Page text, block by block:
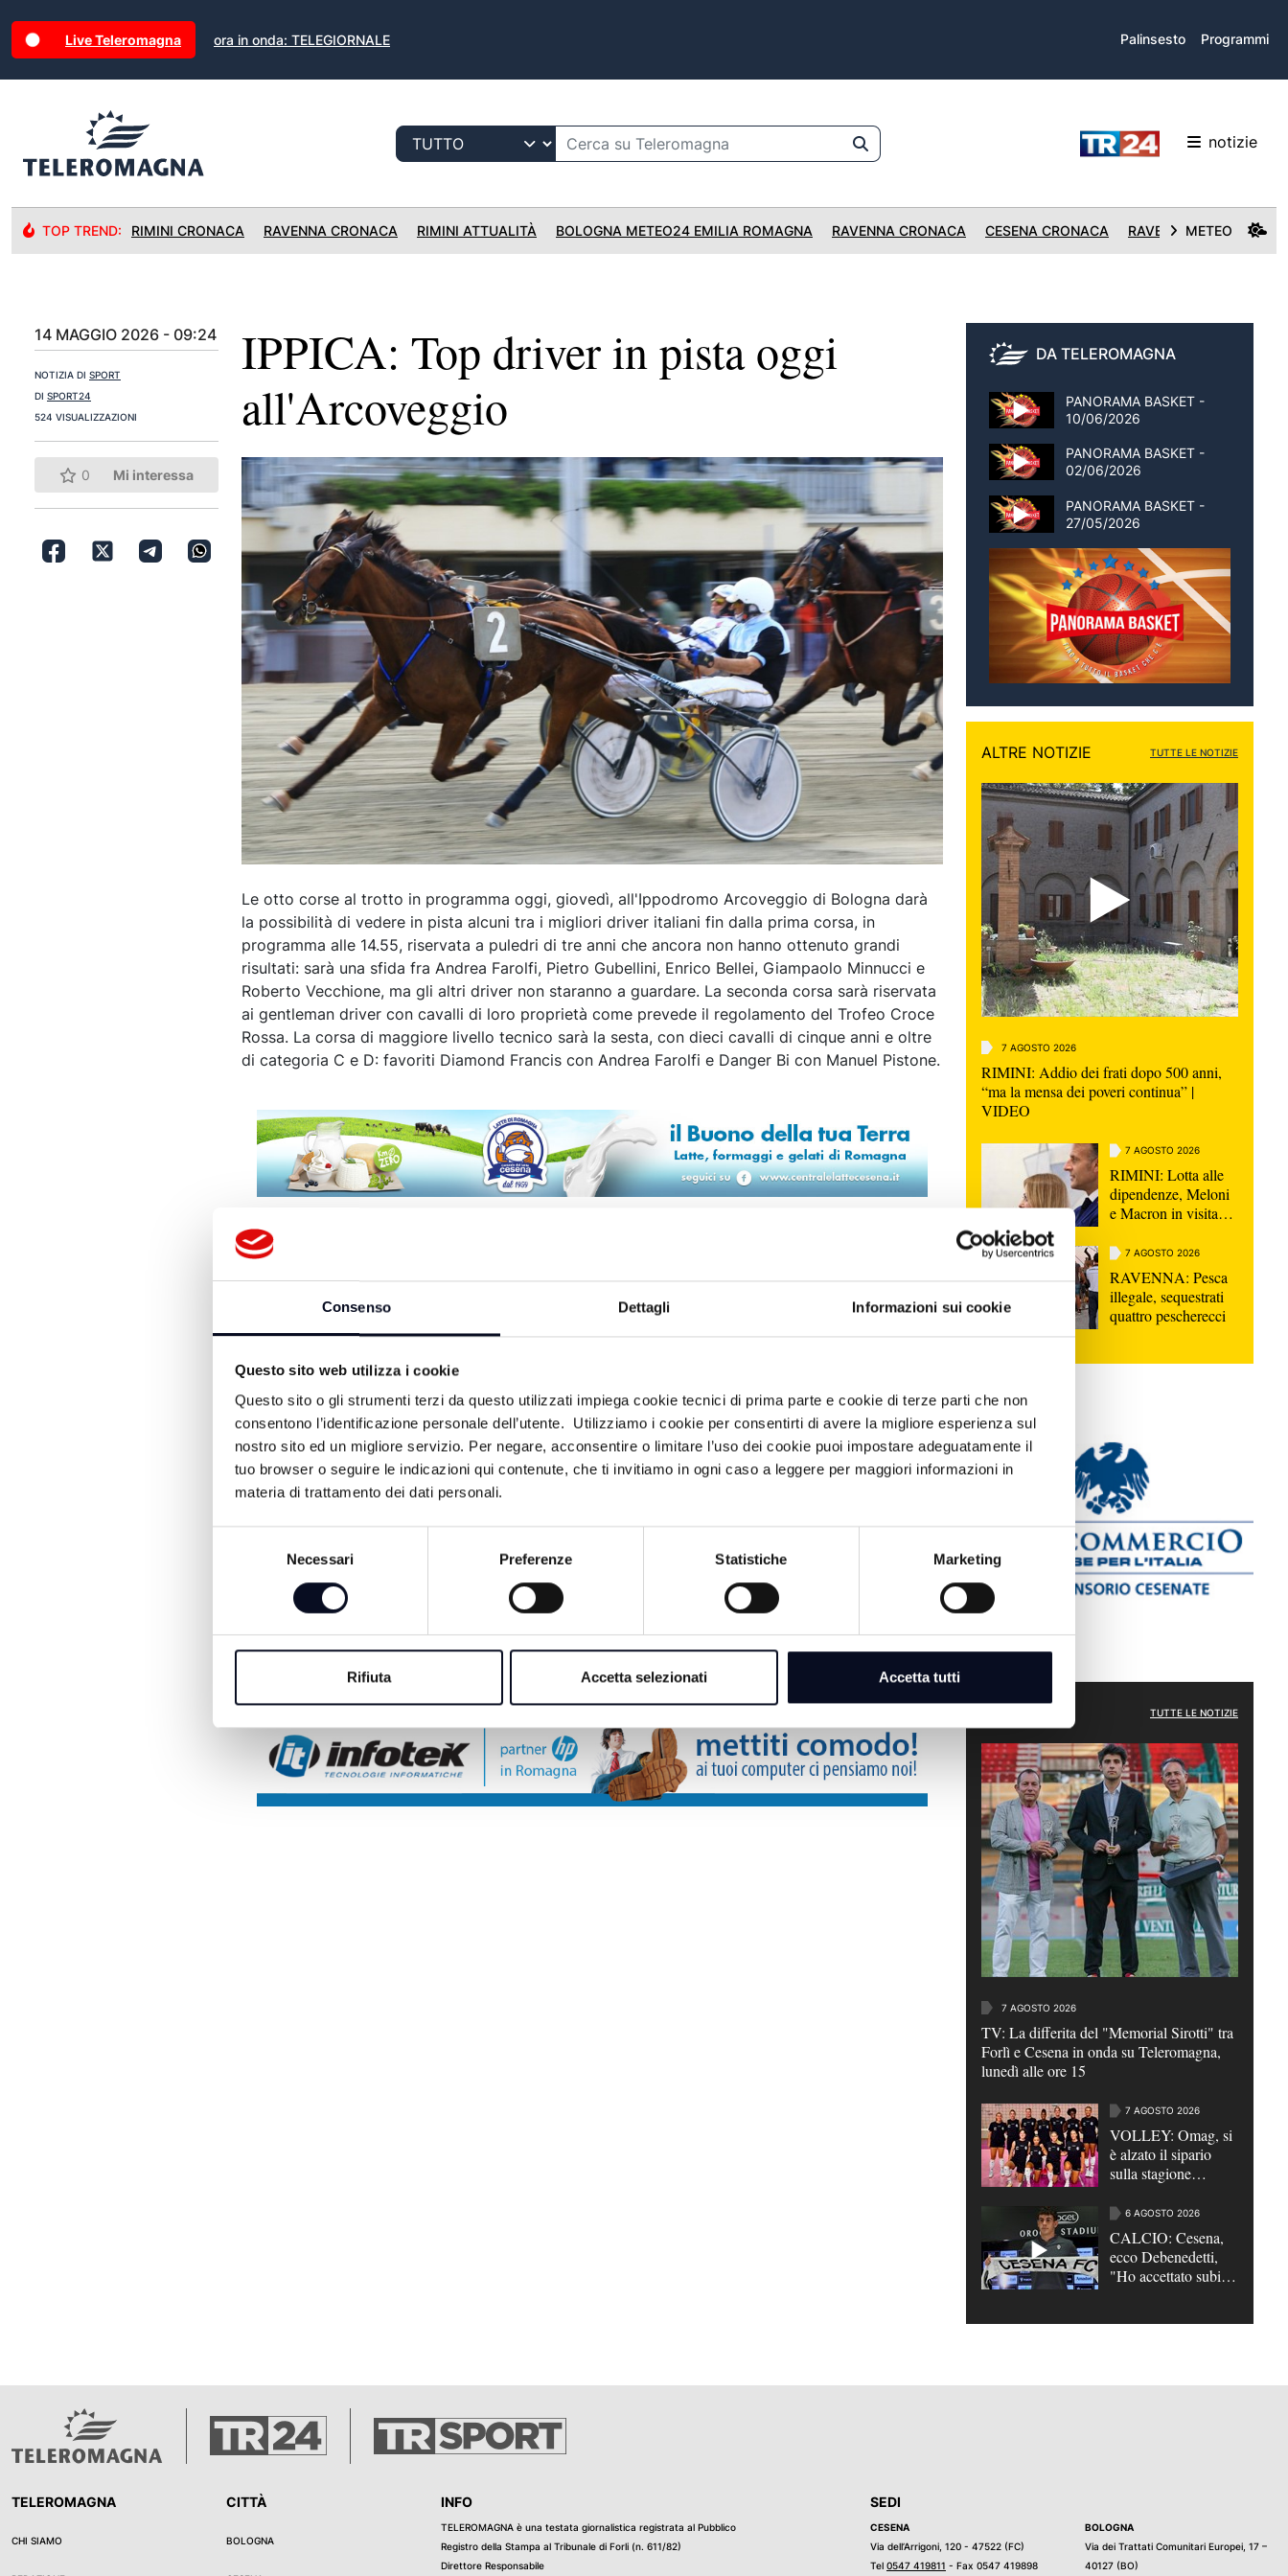
Consenso Dettagli Informazioni sui cookie
Questo sito web utilizza i cookie
Questo sito o gli strumenti terzi da questo utilizzati impiega cookie tecnici di prima parte e cookie di terze parti che non
consentono l’identificazione personale dell’utente. Utilizziamo i cookie per consentirti di avere la migliore esperienza sul
nostro sito ed un migliore servizio. Per negare, acconsentire o limitare l’uso dei cookie puoi impostare adeguatamente il
tuo browser o seguire le indicazioni qui contenute, che ti invitiamo in ogni caso a leggere per maggiori informazioni in
materia di trattamento dei dati personali.
Necessari Preferenze Statistiche Marketing
Rifiuta Accetta selezionati Accetta tutti
Live Teleromagna ora in onda: TELEGIORNALE Palinsesto Programmi
notizie
TOP TREND: RIMINI CRONACA RAVENNA CRONACA RIMINI ATTUALITÀ BOLOGNA METEO24 EMILIA ROMAGNA RAVENNA CRONACA CESENA CRONACA RAVENNA CRONACA
METEO
14 MAGGIO 2026 - 09:24
NOTIZIA DI SPORT
DI SPORT24
524 VISUALIZZAZIONI
0 Mi interessa
IPPICA: Top driver in pista oggi
all'Arcoveggio
Le otto corse al trotto in programma oggi, giovedì, all'Ippodromo Arcoveggio di Bologna darà
la possibilità di vedere in pista alcuni tra i migliori driver italiani fin dalla prima corsa, in
programma alle 14.55, riservata a puledri di tre anni che ancora non hanno ottenuto grandi
risultati: sarà una sfida fra Andrea Farolfi, Pietro Gubellini, Enrico Bellei, Giampaolo Minnucci e
Roberto Vecchione, ma gli altri driver non staranno a guardare. La seconda corsa sarà riservata
ai gentleman driver con cavalli di loro proprietà come prevede il regolamento del Trofeo Croce
Rossa. La corsa di maggiore livello tecnico sarà la sesta, con dieci cavalli di cinque anni e oltre
di categoria C e D: favoriti Diamond Francis con Andrea Farolfi e Danger Bi con Manuel Pistone.
Cup porta la Virtus Bologna
sul parquet di Rimini
all’insegna di sport, territorio e sostenibilità.
Il momento clou sarà la Start Romagna Cup
del 3 settembre al Flaminio, con la sfida tra
Rimini e Virtus Bologna.
valore" | VIDEO
7 AGOSTO 2026
VIDEO
7 AGOSTO 2026
VOLLEY: Volley Club Cesena,
arriva la schiacciatrice Francesca
Folli
DA TELEROMAGNA
PANORAMA BASKET -
10/06/2026
PANORAMA BASKET -
02/06/2026
PANORAMA BASKET -
27/05/2026
ALTRE NOTIZIE TUTTE LE NOTIZIE
7 AGOSTO 2026
RIMINI: Addio dei frati dopo 500 anni,
“ma la mensa dei poveri continua” |
VIDEO
7 AGOSTO 2026
RIMINI: Lotta alle
dipendenze, Meloni
e Macron in visita
Patrignano
7 AGOSTO 2026
RAVENNA: Pesca
illegale, sequestrati
quattro pescherecci
TUTTE LE NOTIZIE
7 AGOSTO 2026
TV: La differita del "Memorial Sirotti" tra
Forlì e Cesena in onda su Teleromagna,
lunedì alle ore 15
7 AGOSTO 2026
VOLLEY: Omag, si
è alzato il sipario
sulla stagione
6 AGOSTO 2026
CALCIO: Cesena,
ecco Debenedetti,
"Ho accettato subito,
TELEROMAGNA
CHI SIAMO
CITTÀ
BOLOGNA
INFO
TELEROMAGNA è una testata giornalistica registrata al Pubblico
Registro della Stampa al Tribunale di Forli (n. 611/82)
Direttore Responsabile
SEDI
CESENA
Via dell’Arrigoni, 120 - 47522 (FC)
Tel 0547 419811 - Fax 0547 419898
BOLOGNA
Via dei Trattati Comunitari Europei, 17 –
40127 (BO)